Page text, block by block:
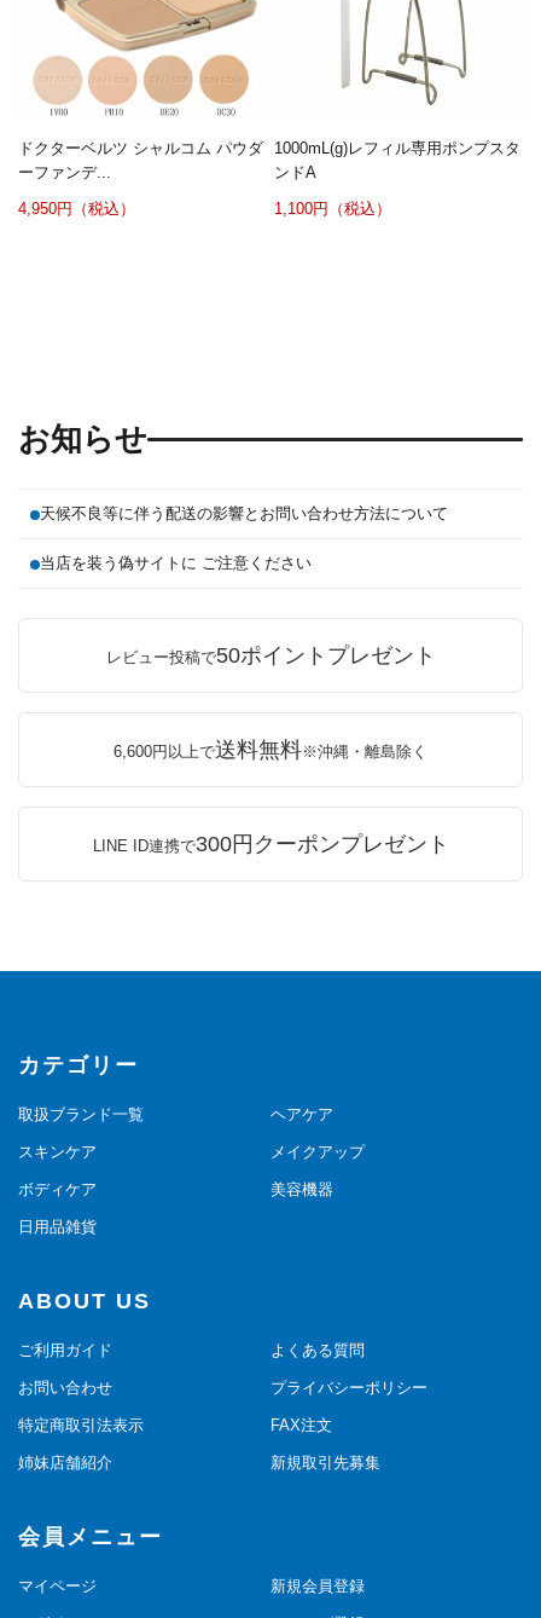
ドクターベルツ シャルコム パウダ
ーファンデ...
4,950円（税込）
1000mL(g)レフィル専用ポンプスタ
ンドA
1,100円（税込）
お知らせ
天候不良等に伴う配送の影響とお問い合わせ方法について
当店を装う偽サイトに ご注意ください
レビュー投稿で50ポイントプレゼント
6,600円以上で送料無料※沖縄・離島除く
LINE ID連携で300円クーポンプレゼント
カテゴリー
取扱ブランド一覧 ヘアケア
スキンケア メイクアップ
ボディケア 美容機器
日用品雑貨
ABOUT US
ご利用ガイド よくある質問
お問い合わせ プライバシーポリシー
特定商取引法表示 FAX注文
姉妹店舗紹介 新規取引先募集
会員メニュー
マイページ 新規会員登録